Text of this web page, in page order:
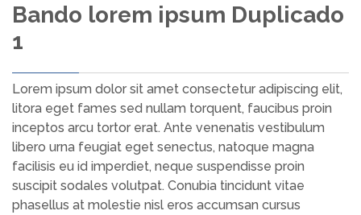
Bando lorem ipsum Duplicado
1
Lorem ipsum dolor sit amet consectetur adipiscing elit,
litora eget fames sed nullam torquent, faucibus proin
inceptos arcu tortor erat. Ante venenatis vestibulum
libero urna feugiat eget senectus, natoque magna
facilisis eu id imperdiet, neque suspendisse proin
suscipit sodales volutpat. Conubia tincidunt vitae
phasellus at molestie nisl eros accumsan cursus